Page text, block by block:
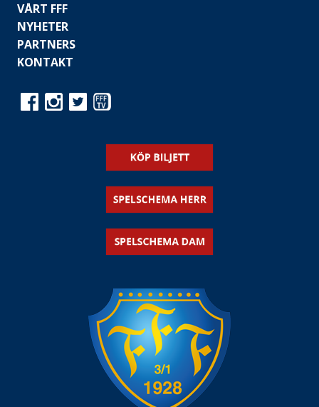
VÅRT FFF
NYHETER
PARTNERS
KONTAKT